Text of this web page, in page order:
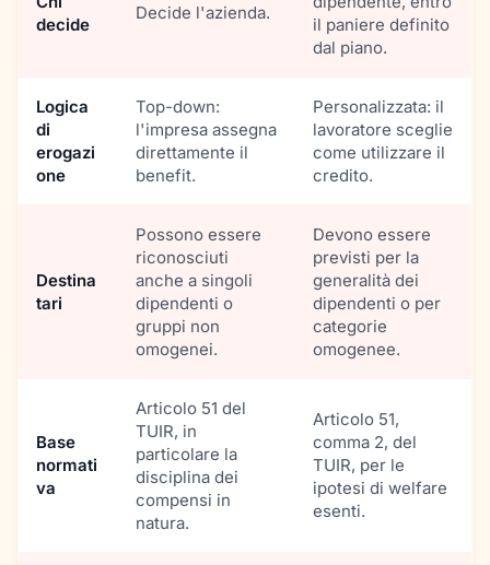
decide
Decide l'azienda.
il paniere definito
dal piano.
Logica
di
erogazi
one
Top-down:
l'impresa assegna
direttamente il
benefit.
Personalizzata: il
lavoratore sceglie
come utilizzare il
credito.
Destina
tari
Possono essere
riconosciuti
anche a singoli
dipendenti o
gruppi non
omogenei.
Devono essere
previsti per la
generalità dei
dipendenti o per
categorie
omogenee.
Base
normati
va
Articolo 51 del
TUIR, in
particolare la
disciplina dei
compensi in
natura.
Articolo 51,
comma 2, del
TUIR, per le
ipotesi di welfare
esenti.